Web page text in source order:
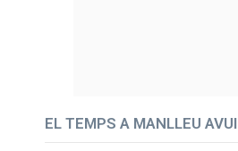
EL TEMPS A MANLLEU AVUI